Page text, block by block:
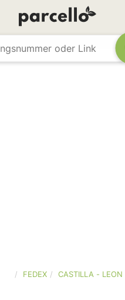
FEDEX CASTILLA - LEON